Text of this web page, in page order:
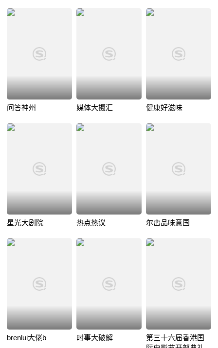
问答神州 媒体大摄汇 健康好滋味
星光大剧院 热点热议 尔峦品味意国
brenlui大佬b 时事大破解
第三十六届香港国